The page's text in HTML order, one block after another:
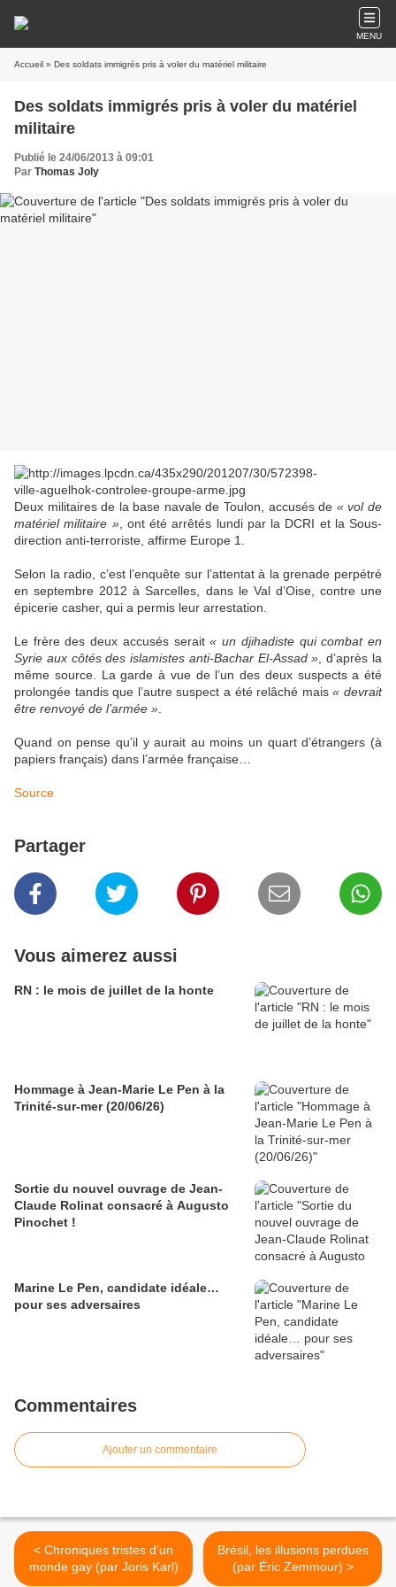
MENU
Accueil » Des soldats immigrés pris à voler du matériel militaire
Des soldats immigrés pris à voler du matériel
militaire
Publié le 24/06/2013 à 09:01
Par Thomas Joly
Deux militaires de la base navale de Toulon, accusés de « vol de
matériel militaire », ont été arrêtés lundi par la DCRI et la Sous-
direction anti-terroriste, affirme Europe 1.
Selon la radio, c’est l’enquête sur l’attentat à la grenade perpétré
en septembre 2012 à Sarcelles, dans le Val d’Oise, contre une
épicerie casher, qui a permis leur arrestation.
Le frère des deux accusés serait« un djihadiste qui combat en
Syrie aux côtés des islamistes anti-Bachar El-Assad » , d’après la
même source. La garde à vue de l’un des deux suspects a été
prolongée tandis que l’autre suspect a été relâché mais« devrait
être renvoyé de l’armée »
Quand on pense qu’il y aurait au moins un quart d’étrangers (à
papiers français) dans l’armée française…
Source
Partager
Vous aimerez aussi
RN : le mois de juillet de la honte
Hommage à Jean-Marie Le Pen à la
Trinité-sur-mer (20/06/26)
Sortie du nouvel ouvrage de Jean-
Claude Rolinat consacré à Augusto
Pinochet !
Marine Le Pen, candidate idéale…
pour ses adversaires
Commentaires
Ajouter un commentaire
< Chroniques tristes d’un
monde gay (par Joris Karl)
Brésil, les illusions perdues
(par Éric Zemmour) >